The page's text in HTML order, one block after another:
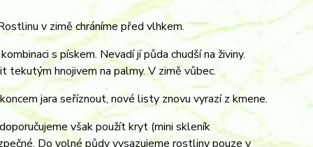
v zimě chráníme před vlhkem.
s pískem. Nevadí jí půda chudší na živiny.
hnojivem na palmy. V zimě vůbec.
jara seříznout, nové listy znovu vyrazí z kmene.
však použít kryt (mini skleník
Do volné půdy vysazujeme rostliny pouze v